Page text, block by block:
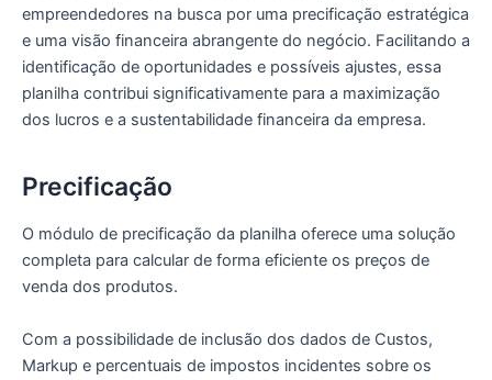
empreendedores na busca por uma precificação estratégica
e uma visão financeira abrangente do negócio. Facilitando a
identificação de oportunidades e possíveis ajustes, essa
planilha contribui significativamente para a maximização
dos lucros e a sustentabilidade financeira da empresa.
Precificação
O módulo de precificação da planilha oferece uma solução
completa para calcular de forma eficiente os preços de
venda dos produtos.
Com a possibilidade de inclusão dos dados de Custos,
Markup e percentuais de impostos incidentes sobre os